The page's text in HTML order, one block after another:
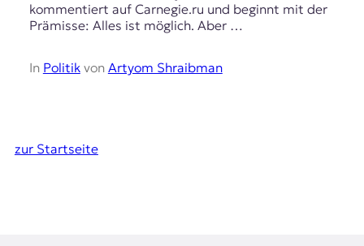
kommentiert auf Carnegie.ru und beginnt mit der
Prämisse: Alles ist möglich. Aber …
In Politikvon Artyom Shraibman
zur Startseite